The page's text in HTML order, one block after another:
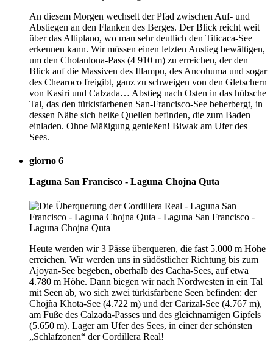
An diesem Morgen wechselt der Pfad zwischen Auf- und
Abstiegen an den Flanken des Berges. Der Blick reicht weit
über das Altiplano, wo man sehr deutlich den Titicaca-See
erkennen kann. Wir müssen einen letzten Anstieg bewältigen,
um den Chotanlona-Pass (4 910 m) zu erreichen, der den
Blick auf die Massiven des Illampu, des Ancohuma und sogar
des Chearoco freigibt, ganz zu schweigen von den Gletschern
von Kasiri und Calzada… Abstieg nach Osten in das hübsche
Tal, das den türkisfarbenen San-Francisco-See beherbergt, in
dessen Nähe sich heiße Quellen befinden, die zum Baden
einladen. Ohne Mäßigung genießen! Biwak am Ufer des
Sees.
giorno 6
Laguna San Francisco - Laguna Chojna Quta
Heute werden wir 3 Pässe überqueren, die fast 5.000 m Höhe
erreichen. Wir werden uns in südöstlicher Richtung bis zum
Ajoyan-See begeben, oberhalb des Cacha-Sees, auf etwa
4.780 m Höhe. Dann biegen wir nach Nordwesten in ein Tal
mit Seen ab, wo sich zwei türkisfarbene Seen befinden: der
Chojña Khota-See (4.722 m) und der Carizal-See (4.767 m),
am Fuße des Calzada-Passes und des gleichnamigen Gipfels
(5.650 m). Lager am Ufer des Sees, in einer der schönsten
„Schlafzonen“ der Cordillera Real!